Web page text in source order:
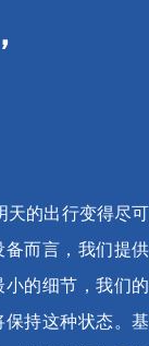
天的出行变得尽可
而言，我们提供
的细节，我们的
持这种状态。基